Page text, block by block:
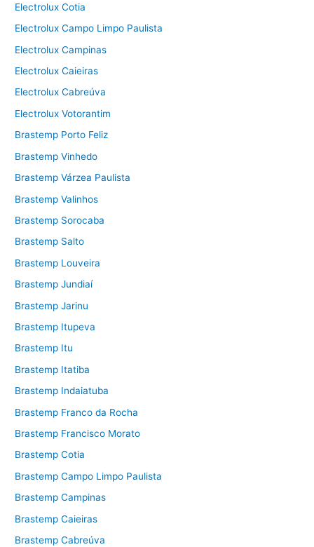
Electrolux Cotia
Electrolux Campo Limpo Paulista
Electrolux Campinas
Electrolux Caieiras
Electrolux Cabreúva
Electrolux Votorantim
Brastemp Porto Feliz
Brastemp Vinhedo
Brastemp Várzea Paulista
Brastemp Valinhos
Brastemp Sorocaba
Brastemp Salto
Brastemp Louveira
Brastemp Jundiaí
Brastemp Jarinu
Brastemp Itupeva
Brastemp Itu
Brastemp Itatiba
Brastemp Indaiatuba
Brastemp Franco da Rocha
Brastemp Francisco Morato
Brastemp Cotia
Brastemp Campo Limpo Paulista
Brastemp Campinas
Brastemp Caieiras
Brastemp Cabreúva